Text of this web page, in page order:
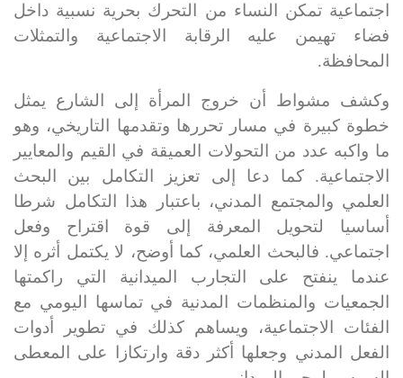
اجتماعية تمكن النساء من التحرك بحرية نسبية داخل
فضاء تهيمن عليه الرقابة الاجتماعية والتمثلات
المحافظة.
وكشف مشواط أن خروج المرأة إلى الشارع يمثل
خطوة كبيرة في مسار تحررها وتقدمها التاريخي، وهو
ما واكبه عدد من التحولات العميقة في القيم والمعايير
الاجتماعية. كما دعا إلى تعزيز التكامل بين البحث
العلمي والمجتمع المدني، باعتبار هذا التكامل شرطا
أساسيا لتحويل المعرفة إلى قوة اقتراح وفعل
اجتماعي. فالبحث العلمي، كما أوضح، لا يكتمل أثره إلا
عندما ينفتح على التجارب الميدانية التي راكمتها
الجمعيات والمنظمات المدنية في تماسها اليومي مع
الفئات الاجتماعية، ويساهم كذلك في تطوير أدوات
الفعل المدني وجعلها أكثر دقة وارتكازا على المعطى